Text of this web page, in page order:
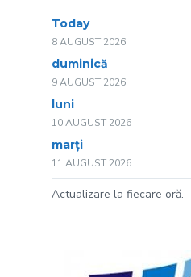
Today
8 AUGUST 2026
duminică
9 AUGUST 2026
luni
10 AUGUST 2026
marți
11 AUGUST 2026
Actualizare la fiecare oră.